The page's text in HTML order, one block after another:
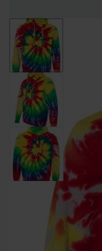
Entregas Inmediatas
HOMBRES
CAMISETAS
CUELLO
REDONDO
CAMISETAS CUELLO
REDONDO